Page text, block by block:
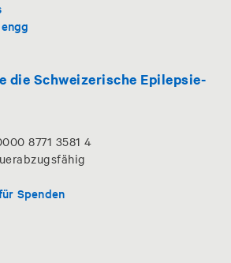
die Schweizerische Epilepsie-
8771 3581 4
Spenden